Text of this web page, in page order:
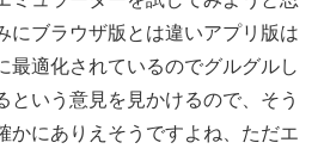
にブラウザ版とは違いアプリ版は
最適化されているのでグルグルし
という意見を見かけるので、そう
かにありえそうですよね、ただエ